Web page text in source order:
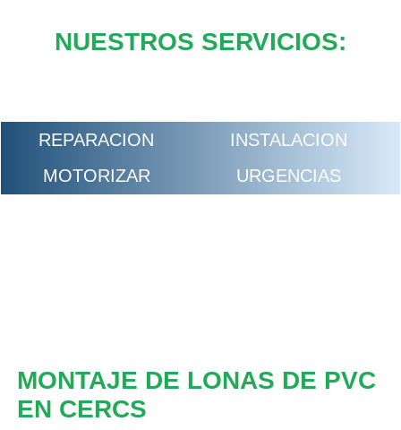
NUESTROS SERVICIOS:
REPARACION
INSTALACION
MOTORIZAR
URGENCIAS
MONTAJE DE LONAS DE PVC
EN CERCS